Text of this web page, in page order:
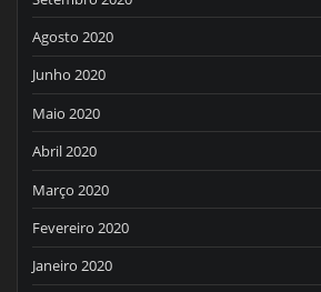
Agosto 2020
Junho 2020
Maio 2020
Abril 2020
Março 2020
Fevereiro 2020
Janeiro 2020